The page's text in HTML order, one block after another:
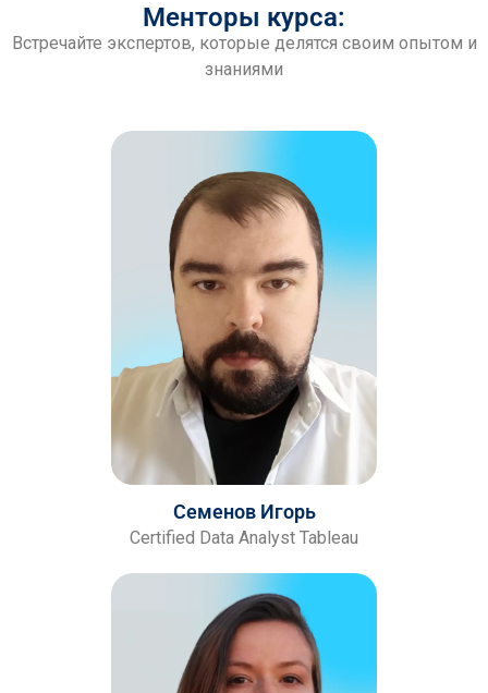
Менторы курса:
Встречайте экспертов, которые делятся своим опытом и
знаниями
Семенов Игорь
Certified Data Analyst Tableau